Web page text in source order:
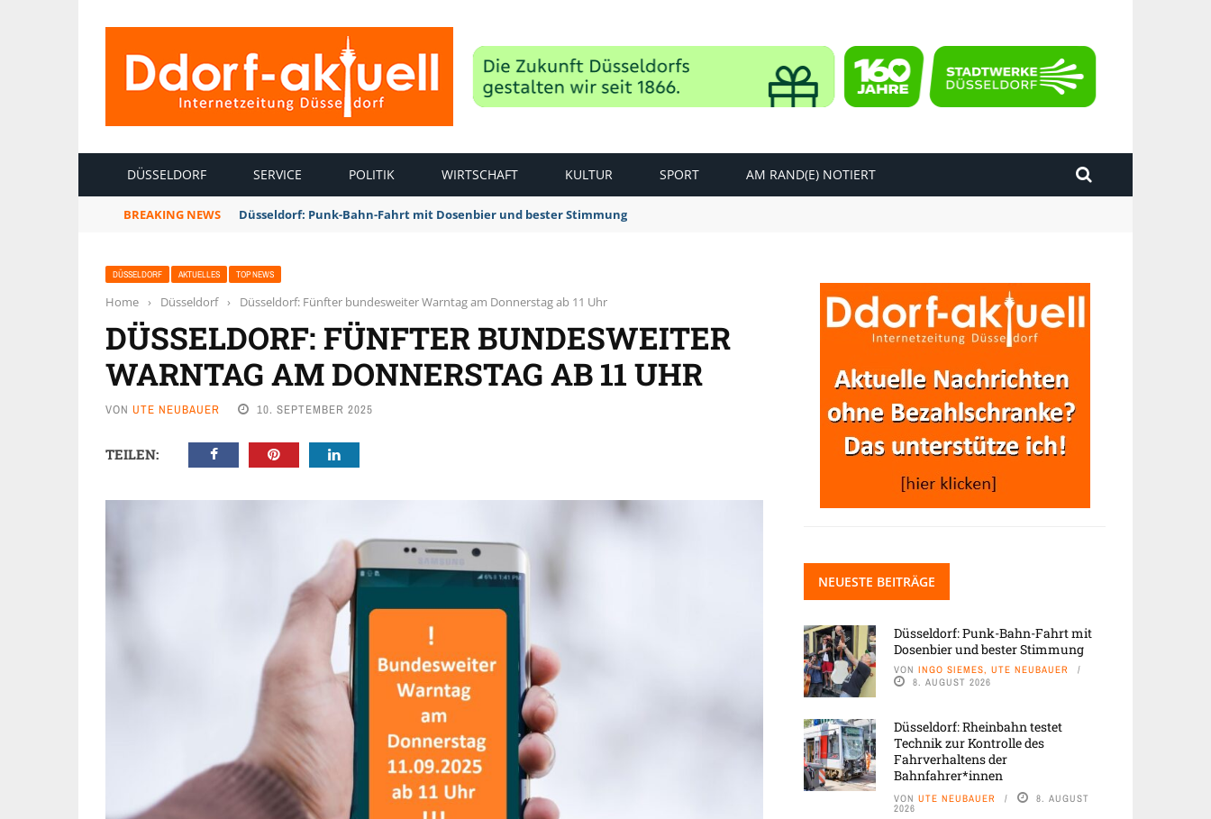
DÜSSELDORF SERVICE POLITIK WIRTSCHAFT KULTUR SPORT AM RAND(E) NOTIERT
BREAKING NEWS Düsseldorf: Punk-Bahn-Fahrt mit Dosenbier und bester Stimmung
DÜSSELDORF AKTUELLES TOP NEWS
Home › Düsseldorf › Düsseldorf: Fünfter bundesweiter Warntag am Donnerstag ab 11 Uhr
DÜSSELDORF: FÜNFTER BUNDESWEITER
WARNTAG AM DONNERSTAG AB 11 UHR
VON UTE NEUBAUER 10. SEPTEMBER 2025
TEILEN:
NEUESTE BEITRÄGE
Düsseldorf: Punk-Bahn-Fahrt mit
Dosenbier und bester Stimmung
VON INGO SIEMES, UTE NEUBAUER
8. AUGUST 2026
Düsseldorf: Rheinbahn testet
Technik zur Kontrolle des
Fahrverhaltens der
Bahnfahrer*innen
VON UTE NEUBAUER 8. AUGUST
2026